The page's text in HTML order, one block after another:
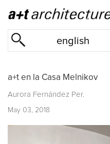
english
a+t en la Casa Melnikov
Aurora Fernández Per.
May 03, 2018